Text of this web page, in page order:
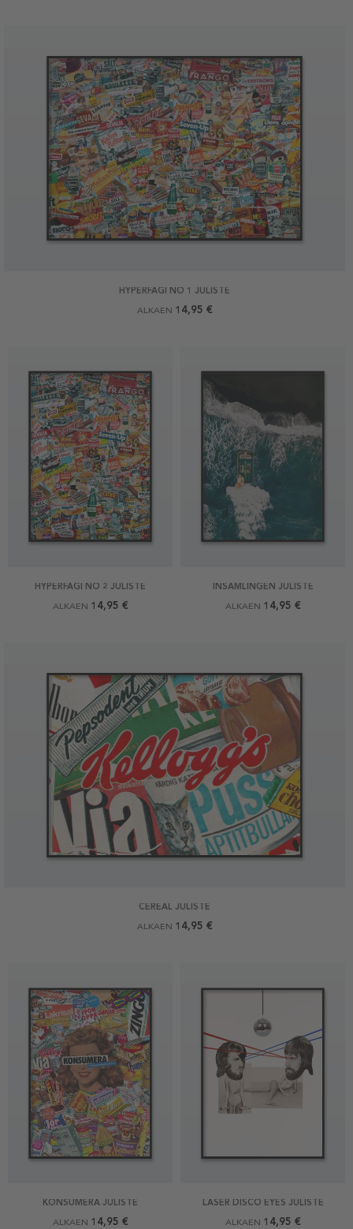
HYPERFAGI NO 1 JULISTE
ALKAEN 14,95 €
HYPERFAGI NO 2 JULISTE
ALKAEN 14,95 €
INSAMLINGEN JULISTE
ALKAEN 14,95 €
CEREAL JULISTE
ALKAEN 14,95 €
KONSUMERA JULISTE
ALKAEN 14,95 €
LASER DISCO EYES JULISTE
ALKAEN 14,95 €